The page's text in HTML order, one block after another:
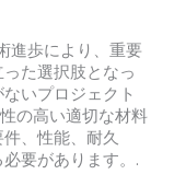
進歩により、重要
た選択肢となっ
いプロジェクト
の高い適切な材料
、性能、耐久
要があります。.